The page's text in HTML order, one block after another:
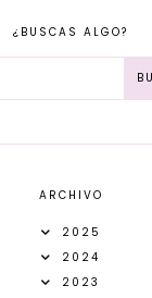
¿BUSCAS ALGO?
ARCHIVO
2025
2024
2023